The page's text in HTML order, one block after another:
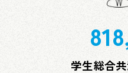
学生総合